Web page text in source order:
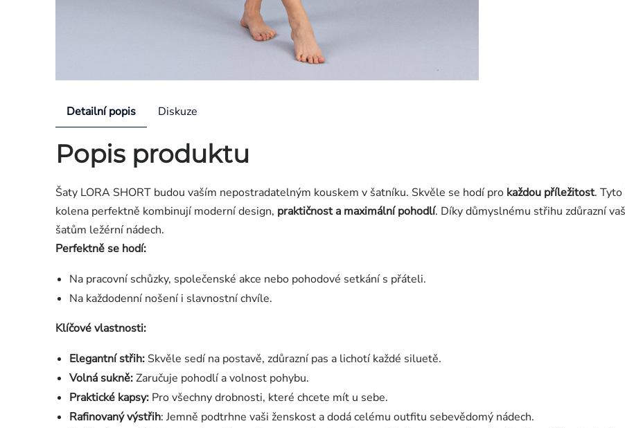
Detailní popis Diskuze
Popis produktu
Šaty LORA SHORT budou vaším nepostradatelným kouskem v šatníku. Skvěle se hodí pro každou příležitost.
kolena perfektně kombinují moderní design, praktičnost a maximální pohodlí. Díky důmyslnému střihu zdůrazní
šatům ležérní nádech.
Perfektně se hodí:
Na pracovní schůzky, společenské akce nebo pohodové setkání s přáteli.
Na každodenní nošení i slavnostní chvíle.
Klíčové vlastnosti:
Elegantní střih: Skvěle sedí na postavě, zdůrazní pas a lichotí každé siluetě.
Volná sukně:Zaručuje pohodlí a volnost pohybu.
Praktické kapsy: Pro všechny drobnosti, které chcete mít u sebe.
Rafinovaný výstřih: Jemně podtrhne vaši ženskost a dodá celému outfitu sebevědomý nádech.